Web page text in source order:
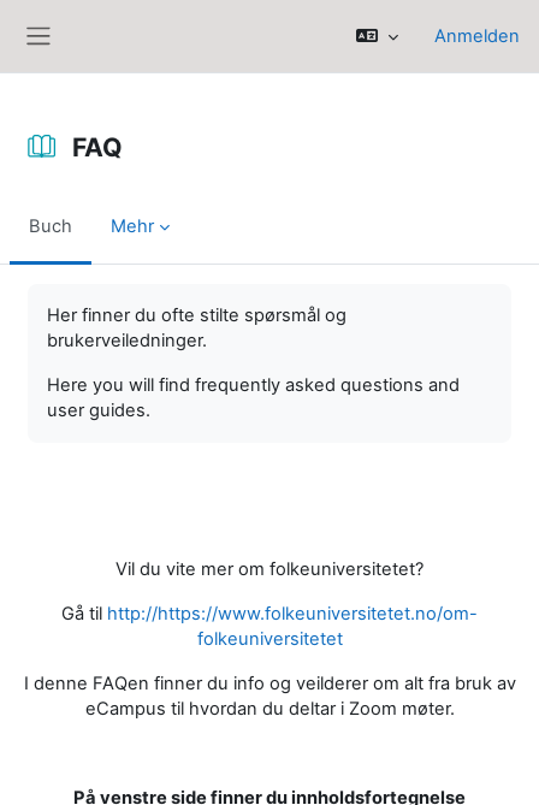
Anmelden
FAQ
Buch Mehr
Her finner du ofte stilte spørsmål og
brukerveiledninger.
Here you will find frequently asked questions and
user guides.
Vil du vite mer om folkeuniversitetet?
Gå til http://https://www.folkeuniversitetet.no/om-
folkeuniversitetet
I denne FAQen finner du info og veilderer om alt fra bruk av
eCampus til hvordan du deltar i Zoom møter.
På venstre side finner du innholdsfortegnelse